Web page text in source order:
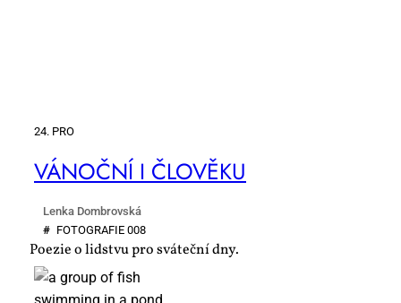
24. PRO
VÁ­NOČ­NÍ I ČLO­VĚ­KU
Lenka Dombrovská
# FO­TO­GRA­FIE 008
Poezie o lidstvu pro sváteční dny.